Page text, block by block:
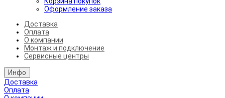
Оформление заказа
Доставка
Оплата
О компании
Монтаж и подключение
Сервисные центры
Инфо
Доставка
Оплата